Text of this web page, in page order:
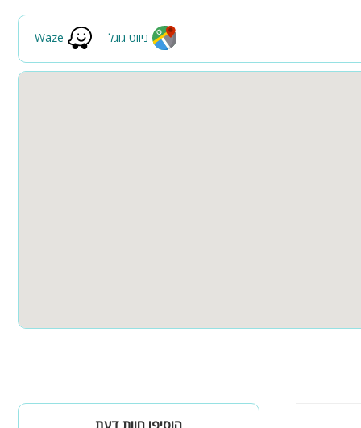
תאורת גן גינה
הוט טאב חצר
Waze ניווט גוגל